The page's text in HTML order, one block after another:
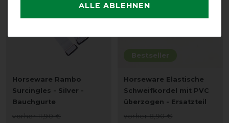
Horseware Rambo
Surcingles - Silver -
Bauchgurte
vorher 11,90 €
Bestseller
Horseware Elastische
Schweifkordel mit PVC
überzogen - Ersatzteil
vorher 8,90 €
ALLE ABLEHNEN